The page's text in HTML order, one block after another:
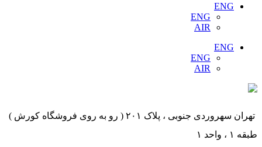
ENG
ENG
AIR
ENG
ENG
AIR
تهران سهروردی جنوبی ، پلاک ۲۰۱ ( رو به روی فروشگاه کورش )
طبقه ۱ ، واحد ۱